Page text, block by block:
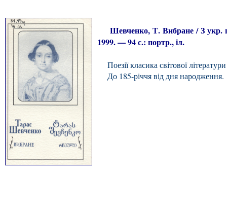
Шевченко, Т. Вибране / З укр.
1999. — 94 с.: портр., іл.
Поезії класика світової
До 185-річчя від дня народження.